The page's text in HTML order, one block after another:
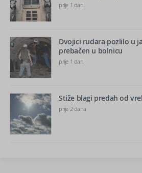
prije 1 dan
Dvojici rudara pozlilo u
prebačen u bolnicu
prije 1 dan
Stiže blagi predah od
prije 2 dana